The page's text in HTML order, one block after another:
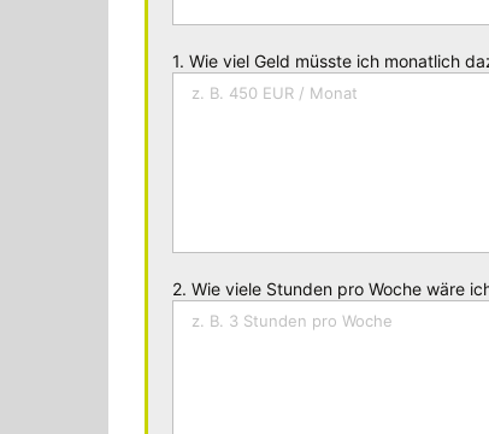
1. Wie viel Geld müsste ich monatlich
2. Wie viele Stunden pro Woche wäre